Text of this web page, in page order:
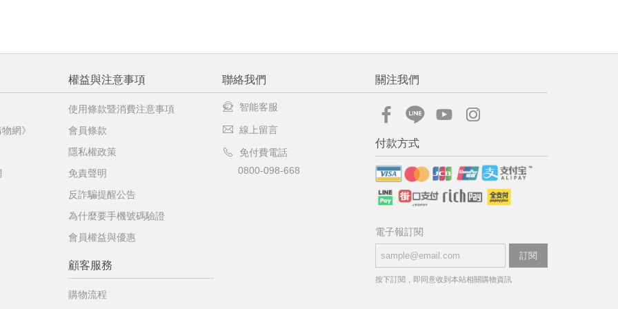
網》
權益與注意事項
使用條款暨消費注意事項
會員條款
隱私權政策
免責聲明
反詐騙提醒公告
為什麼要手機號碼驗證
會員權益與優惠
顧客服務
購物流程
聯絡我們
智能客服
線上留言
免付費電話
0800-098-668
關注我們
付款方式
電子報訂閱
訂閱
按下訂閱，即同意收到本站相關購物資訊